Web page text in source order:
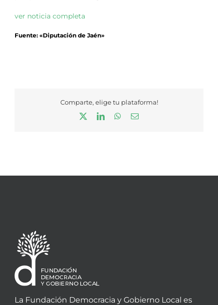
ver noticia completa
Fuente: «Diputación de Jaén»
Comparte, elige tu plataforma!
LinkedInWhatsApp
Correo
La Fundación Democracia y Gobierno Local es